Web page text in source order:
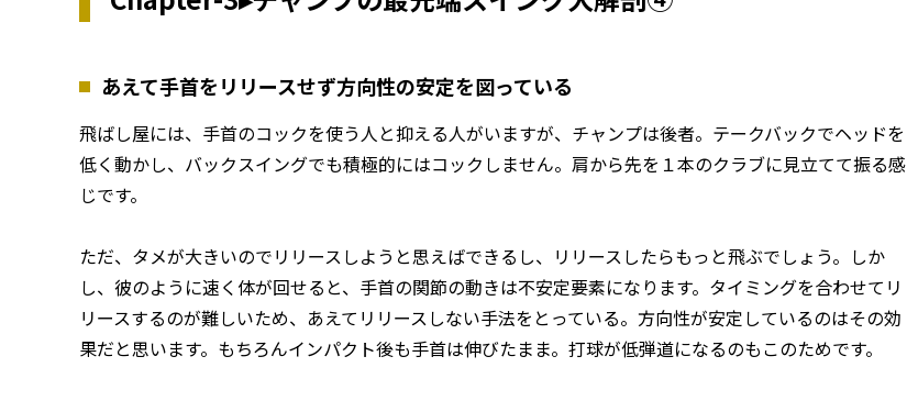
あえて手首をリリースせず方向性の安定を図っている
飛ばし屋には、手首のコックを使う人と抑える人がいますが、チャンプは後者。テークバックでヘッドを
低く動かし、バックスイングでも積極的にはコックしません。肩から先を１本のクラブに見立てて振る感
じです。
ただ、タメが大きいのでリリースしようと思えばできるし、リリースしたらもっと飛ぶでしょう。しか
し、彼のように速く体が回せると、手首の関節の動きは不安定要素になります。タイミングを合わせてリ
リースするのが難しいため、あえてリリースしない手法をとっている。方向性が安定しているのはその効
果だと思います。もちろんインパクト後も手首は伸びたまま。打球が低弾道になるのもこのためです。